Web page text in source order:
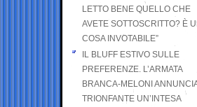
LETTO BENE QUELLO CHE
AVETE SOTTOSCRITTO? È
COSA INVOTABILE”
IL BLUFF ESTIVO SULLE
PREFERENZE. L’ARMATA
BRANCA-MELONI
TRIONFANTE UN’INTESA